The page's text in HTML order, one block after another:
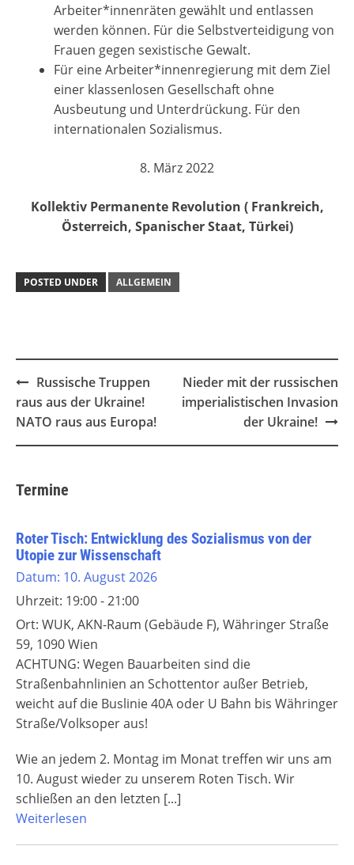
Arbeiter*innenräten gewählt und entlassen
werden können. Für die Selbstverteidigung von
Frauen gegen sexistische Gewalt.
Für eine Arbeiter*innenregierung mit dem Ziel
einer klassenlosen Gesellschaft ohne
Ausbeutung und Unterdrückung. Für den
internationalen Sozialismus.
8. März 2022
Kollektiv Permanente Revolution ( Frankreich,
Österreich, Spanischer Staat, Türkei)
POSTED UNDER ALLGEMEIN
Post
navigation
Russische Truppen
raus aus der Ukraine!
NATO raus aus Europa!
Nieder mit der russischen
imperialistischen Invasion
der Ukraine!
Termine
Roter Tisch: Entwicklung des Sozialismus von der
Utopie zur Wissenschaft
Datum: 10. August 2026
Uhrzeit: 19:00 - 21:00
Ort: WUK, AKN-Raum (Gebäude F), Währinger Straße
59, 1090 Wien
ACHTUNG: Wegen Bauarbeiten sind die
Straßenbahnlinien an Schottentor außer Betrieb,
weicht auf die Buslinie 40A oder U Bahn bis Währinger
Straße/Volksoper aus!
Wie an jedem 2. Montag im Monat treffen wir uns am
10. August wieder zu unserem Roten Tisch. Wir
schließen an den letzten [...]
Weiterlesen